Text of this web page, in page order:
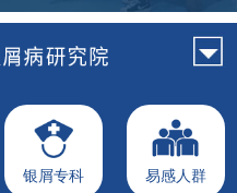
银屑专科 易感人群